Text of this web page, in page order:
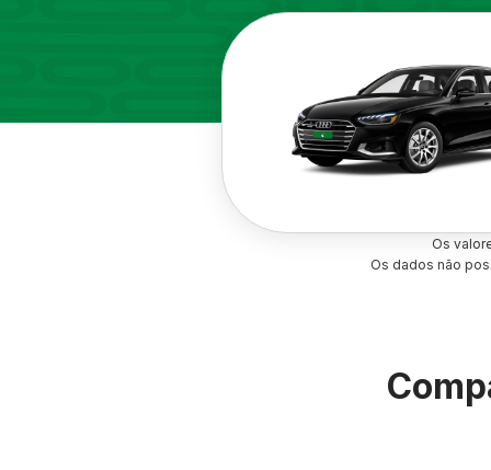
Os
Os dados não